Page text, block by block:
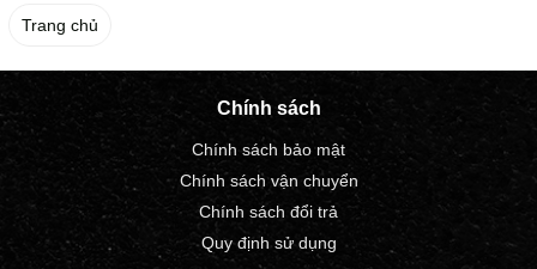
Trang chủ
Chính sách
Chính sách bảo mật
Chính sách vận chuyển
Chính sách đổi trả
Quy định sử dụng